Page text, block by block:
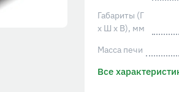
Габариты (Г
х Ш х В), мм
Масса печи
Все